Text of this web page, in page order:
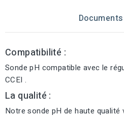
Compatibilité :
Sonde pH compatible avec le
CCEI .
La qualité :
Notre sonde pH de haute